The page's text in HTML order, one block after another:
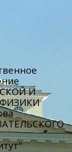
И